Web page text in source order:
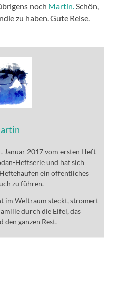
noch Martin. Schön,
zu haben. Gute Reise.
Januar 2017 vom ersten Heft
Heftserie und hat sich
ein öffentliches
zu führen.
im Weltraum steckt, stromert
durch die Eifel, das
den ganzen Rest.